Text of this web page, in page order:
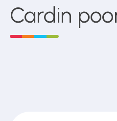
Elektrische vergrendeling
Cardin